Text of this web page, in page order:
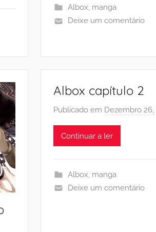
Albox, manga
Deixe um comentário
Albox capítulo 2
Publicado em Dezembro 26,
Continuar a ler
Albox, manga
Deixe um comentário